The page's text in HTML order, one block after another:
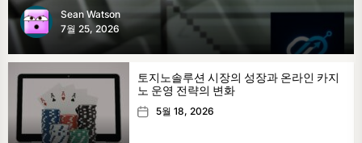
Sean Watson
7월 25, 2026
토지노솔루션 시장의 성장과 온라인 카지
노 운영 전략의 변화
5월 18, 2026